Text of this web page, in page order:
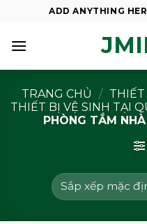
content
ADD ANYTHING
TRANG CHỦ / THIẾT
THIẾT BỊ VỆ SINH TẠI
PHÒNG TẮM